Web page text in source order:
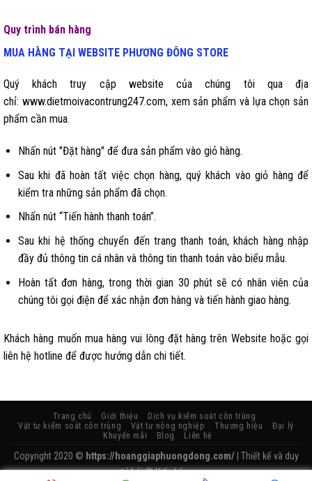
Quy trình bán hàng
MUA HÀNG TẠI WEBSITE PHƯƠNG ĐÔNG STORE
Quý khách truy cập website của chúng tôi qua địa
chỉ: www.dietmoivacontrung247.com, xem sản phẩm và lựa chọn sản
phẩm cần mua.
Nhấn nút "Đặt hàng" để đưa sản phẩm vào giỏ hàng.
Sau khi đã hoàn tất việc chọn hàng, quý khách vào giỏ hàng để
kiểm tra những sản phẩm đã chọn.
Nhấn nút “Tiến hành thanh toán”.
Sau khi hệ thống chuyển đến trang thanh toán, khách hàng nhập
đầy đủ thông tin cá nhân và thông tin thanh toán vào biểu mẫu.
Hoàn tất đơn hàng, trong thời gian 30 phút sẽ có nhân viên của
chúng tôi gọi điện để xác nhận đơn hàng và tiến hành giao hàng.
Khách hàng muốn mua hàng vui lòng đặt hàng trên Website hoặc gọi
liên hệ hotline để được hướng dẫn chi tiết.
Trang chủ Giới thiệu
Dịch vụ kiểm soát côn trùng
Vật tư kiểm soát côn trùng
Vật tư nông nghiệp Thương hiệu
Đại lý
Khuyến mãi
Blog Liên hệ
Copyright 2020 © https://hoanggiaphuongdong.com/| Thiết kế và duy
trì bởi
Kiến Lửa.